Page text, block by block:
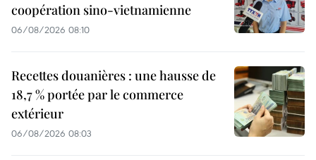
coopération sino-vietnamienne
06/08/2026 08:10
Recettes douanières : une hausse de
18,7 % portée par le commerce
extérieur
06/08/2026 08:03